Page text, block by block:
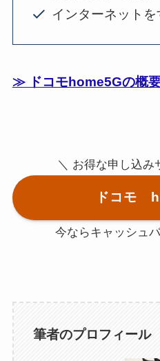
インターネット
≫ ドコモhome5Gの概
＼ お得な申し込み
ドコモ
今ならキャッシュ
筆者のプロフィール